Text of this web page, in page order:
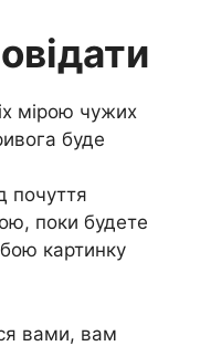
мірою чужих
буде
почуття
поки будете
картинку
вами, вам